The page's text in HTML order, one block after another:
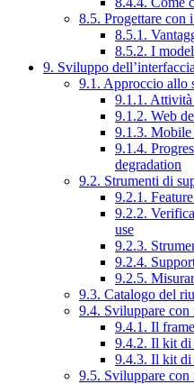
8.5. Progettare con
8.5.1.
8.5.2. I
9. Sviluppo dell’interfaccia
9.1. Approccio allo
9.1.1.
9.1.2. Web
9.1.3.
9.1.4.
degradation
9.2. Strumenti di
9.2.1.
9.2.2.
use
9.2.3.
9.2.4.
9.2.5.
9.3. Catalogo del
9.4. Sviluppare con
9.4.1. Il
9.4.2. Il kit di
9.4.3. Il kit
9.5. Sviluppare